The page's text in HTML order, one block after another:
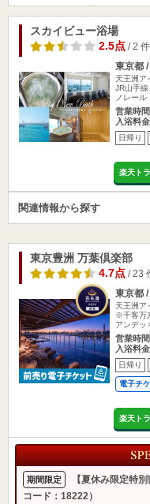
スカイビュー浴場
2.5点/ 2 件
東京都
天王洲ア
JR山手
ノレール
営業時
入浴料
日帰り
楽天ト
関連情報から探す
東京豊洲 万葉倶楽部
4.7点/ 23
東京都
天王洲ア
※千客万
アンデッ
営業時
入浴料
日帰り
電子チ
楽天ト
期間限定
【夏休み限定特
コード：18222）